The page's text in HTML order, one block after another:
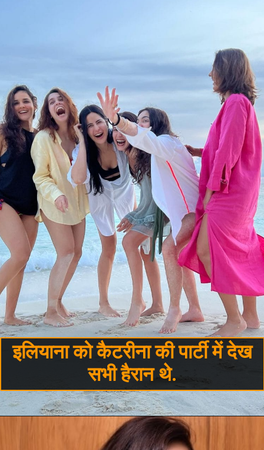
इलियाना को कैटरीना की पार्टी में देख
सभी हैरान थे.